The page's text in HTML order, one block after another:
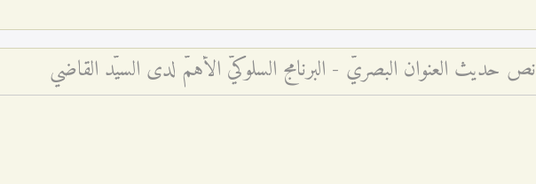
نص حديث العنوان البصريّ - البرنامج السلوكيّ الأهمّ لدى السيّد القاضي